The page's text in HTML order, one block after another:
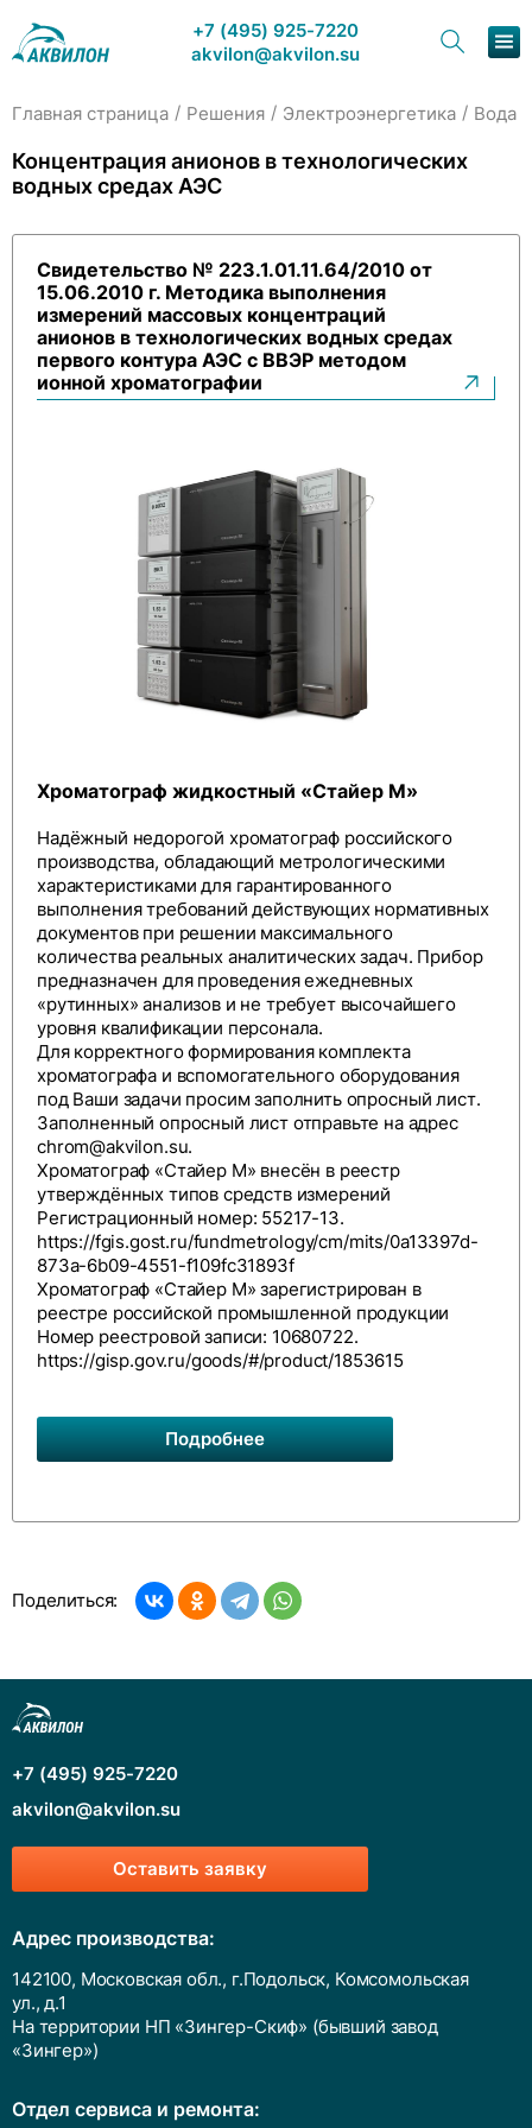
+7 (495) 925-7220
akvilon@akvilon.su
Сервис и ремонт
Главная страница / Решения / Электроэнергетика / Вода
Концентрация анионов в технологических
водных средах АЭС
Свидетельство № 223.1.01.11.64/2010 от
15.06.2010 г. Методика выполнения
измерений массовых концентраций
анионов в технологических водных средах
первого контура АЭС с ВВЭР методом
ионной хроматографии
Хроматограф жидкостный «Стайер М»
Надёжный недорогой хроматограф российского
производства, обладающий метрологическими
характеристиками для гарантированного
выполнения требований действующих нормативных
документов при решении максимального
количества реальных аналитических задач. Прибор
предназначен для проведения ежедневных
«рутинных» анализов и не требует высочайшего
уровня квалификации персонала.
Для корректного формирования комплекта
хроматографа и вспомогательного оборудования
под Ваши задачи просим заполнить опросный лист.
Заполненный опросный лист отправьте на адрес
chrom@akvilon.su.
Хроматограф «Стайер М» внесён в реестр
утверждённых типов средств измерений
Регистрационный номер: 55217-13.
https://fgis.gost.ru/fundmetrology/cm/mits/0a13397d-
873a-6b09-4551-f109fc31893f
Хроматограф «Стайер М» зарегистрирован в
реестре российской промышленной продукции
Номер реестровой записи: 10680722.
https://gisp.gov.ru/goods/#/product/1853615
Подробнее
Поделиться:
Оставить заявку
+7 (495) 925-7220
akvilon@akvilon.su
Адрес производства:
142100, Московская обл., г.Подольск, Комсомольская
ул., д.1
На территории НП «Зингер-Скиф» (бывший завод
«Зингер»)
Отдел сервиса и ремонта: